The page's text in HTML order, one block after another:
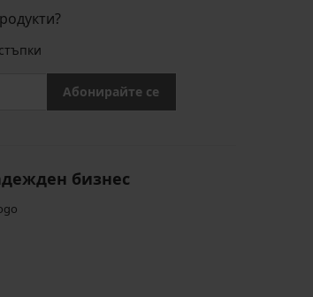
Абонирайте се
бизнес